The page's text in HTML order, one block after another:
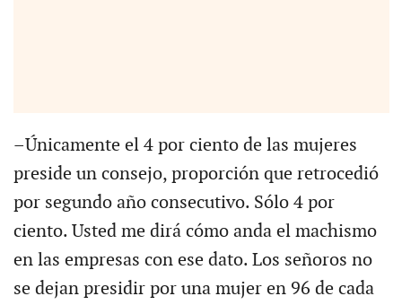
–Únicamente el 4 por ciento de las mujeres
preside un consejo, proporción que retrocedió
por segundo año consecutivo. Sólo 4 por
ciento. Usted me dirá cómo anda el machismo
en las empresas con ese dato. Los señoros no
se dejan presidir por una mujer en 96 de cada